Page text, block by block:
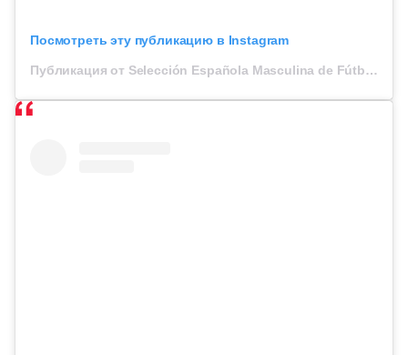
Посмотреть эту публикацию в Instagram
Публикация от Selección Española Masculina de Fútbol (@sefutbol)